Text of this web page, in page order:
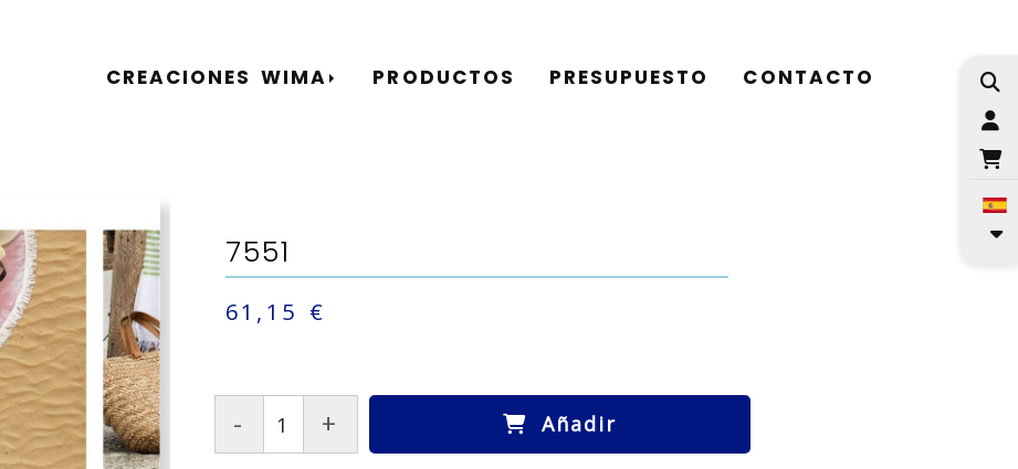
CREACIONES WIMA PRODUCTOS PRESUPUESTO CONTACTO
7551
61,15 €
- + Añadir